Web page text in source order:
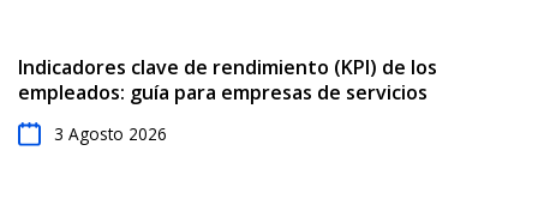
Indicadores clave de rendimiento (KPI) de los
empleados: guía para empresas de servicios
3 Agosto 2026